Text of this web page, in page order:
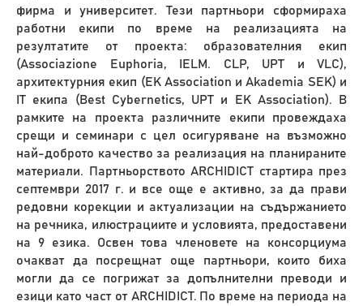
фирма и университет. Тези партньори сформираха
работни екипи по време на реализацията на
резултатите от проекта: образователния екип
(Associazione Euphoria, IELM. CLP, UPT и VLC),
архитектурния екип (EK Association и Akademia SEK) и
IT екипа (Best Cybernetics, UPT и EK Association). В
рамките на проекта различните екипи провеждаха
срещи и семинари с цел осигуряване на възможно
най-доброто качество за реализация на планираните
материали. Партньорството ARCHIDICT стартира през
септември 2017 г. и все още е активно, за да прави
редовни корекции и актуализации на съдържанието
на речника, илюстрациите и условията, предоставени
на 9 езика. Освен това членовете на консорциума
очакват да посрещнат още партньори, които биха
могли да се погрижат за допълнителни преводи и
езици като част от ARCHIDICT. По време на периода на